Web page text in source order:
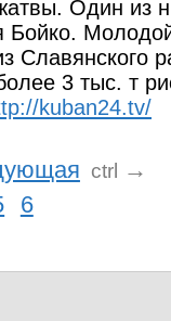
Один из
Бойко.
Славянского
3 тыс. т
kuban24.tv/
ctrl
→
6